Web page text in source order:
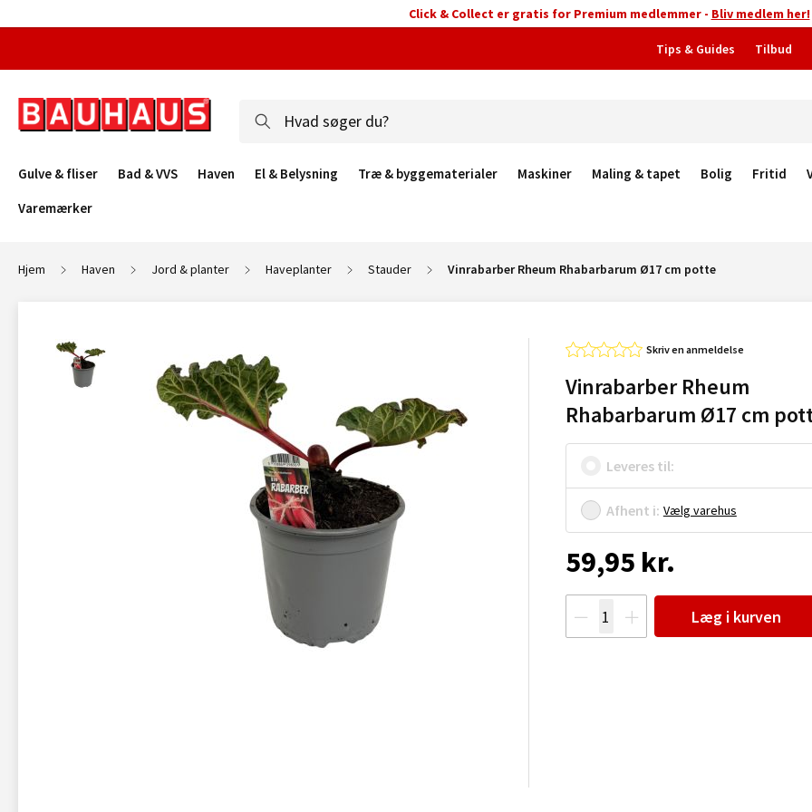
Click & Collect er gratis for Premium medlemmer - Bliv medlem her!
Tips & Guides Tilbud
Gulve & fliser Bad & VVS Haven El & Belysning Træ & byggematerialer Maskiner Maling & tapet Bolig Fritid
Varemærker
Hjem Haven Jord & planter Haveplanter Stauder Vinrabarber Rheum Rhabarbarum Ø17 cm potte
Skriv en anmeldelse
Vinrabarber Rheum
Rhabarbarum Ø17 cm
Leveres til:
Afhent i: Vælg varehus
59,95 kr.
Læg i kurven